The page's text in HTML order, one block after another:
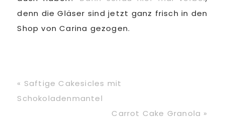
denn die Gläser sind jetzt ganz frisch in den
Shop von Carina gezogen.
Vorheriger
Beitrag:
« Saftige Cakesicles mit
Schokoladenmantel
Nächster
Carrot Cake Granola »